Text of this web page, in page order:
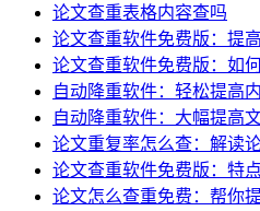
论文查重表格内容查吗
论文查重软件免费版：提
论文查重软件免费版：如
自动降重软件：轻松提高
自动降重软件：大幅提高
论文重复率怎么查：解读
论文查重软件免费版：特
论文怎么查重免费：帮你